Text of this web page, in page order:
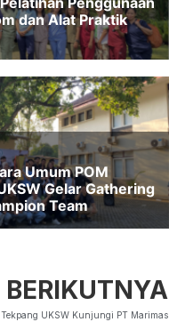
BERIKUTNYA
Tekpang UKSW Kunjungi PT Marimas